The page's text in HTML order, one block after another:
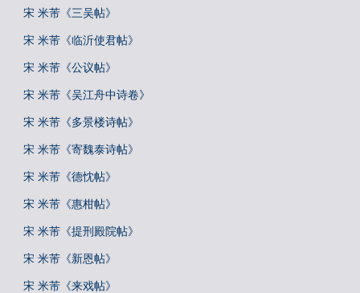
宋 米芾《三吴帖》
宋 米芾《临沂使君帖》
宋 米芾《公议帖》
宋 米芾《吴江舟中诗卷》
宋 米芾《多景楼诗帖》
宋 米芾《寄魏泰诗帖》
宋 米芾《德忱帖》
宋 米芾《惠柑帖》
宋 米芾《提刑殿院帖》
宋 米芾《新恩帖》
宋 米芾《来戏帖》